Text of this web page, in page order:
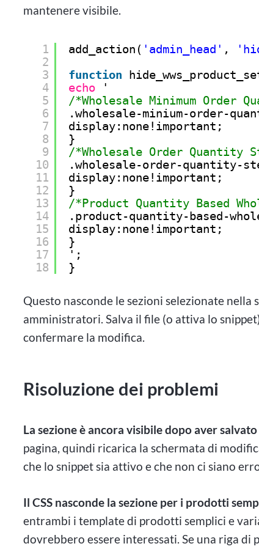
mantenere visibile.
1
2
3
4
5
6
7
8
9
10
11
12
13
14
15
16
17
18
add_action( 'admin_head' ,
function
echo
'
/*Wholesale Minimum Order
.wholesale-minium-order-
display:none!important;
}
/*Wholesale Order Quantity
.wholesale-order-quantity-
display:none!important;
}
/*Product Quantity Based
.product-quantity-based-
display:none!important;
}
';
}
Questo nasconde le sezioni selezionate
amministratori. Salva il file (o attiva lo
confermare la modifica.
Risoluzione dei problemi
La sezione è ancora visibile dopo aver
pagina, quindi ricarica la schermata di
che lo snippet sia attivo e che non ci siano
Il CSS nasconde la sezione per i prodotti
entrambi i template di prodotti semplici e
dovrebbero essere interessati. Se una riga